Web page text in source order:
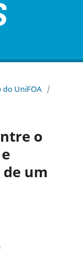
do UniFOA /
o
um